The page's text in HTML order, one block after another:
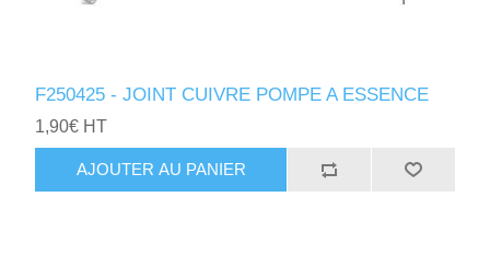
F250425 - JOINT CUIVRE POMPE A ESSENCE
1,90€ HT
AJOUTER AU PANIER